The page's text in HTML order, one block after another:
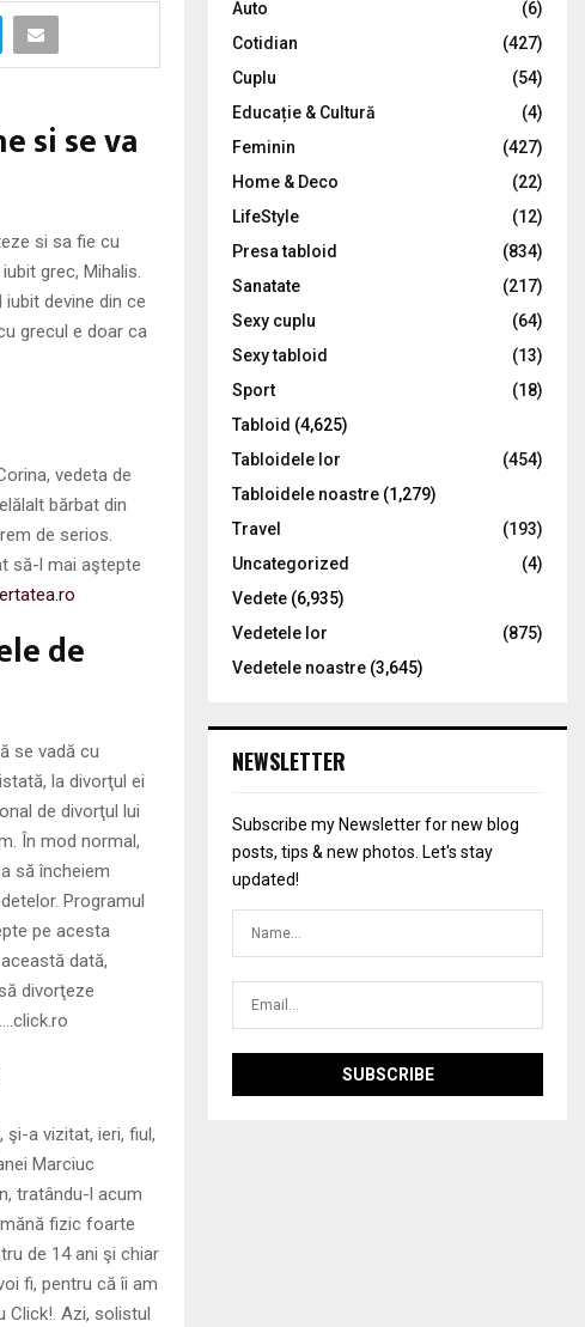
si se va
si sa fie cu
grec, Mihalis.
devine din ce
grecul e doar ca
vedeta de
bărbat din
de serios.
să-l mai aştepte
de
se vadă cu
la divorţul ei
de divorţul lui
În mod normal,
să încheiem
Programul
pe acesta
dată,
divorţeze
a vizitat, ieri, fiul,
Marciuc
tratându-l acum
fizic foarte
de 14 ani şi chiar
fi, pentru că îi am
Click!. Azi, solistul
:
C
Auto
(6)
Cotidian
(427)
Cuplu
(54)
Educație & Cultură
(4)
Feminin
(427)
Home & Deco
(22)
LifeStyle
(12)
Presa tabloid
(834)
Sanatate
(217)
Sexy cuplu
(64)
Sexy tabloid
(13)
Sport
(18)
Tabloid (4,625)
Tabloidele lor
(454)
Tabloidele noastre (1,279)
Travel
(193)
Uncategorized
(4)
Vedete (6,935)
Vedetele lor
(875)
Vedetele noastre (3,645)
NEWSLETTER
Subscribe my Newsletter for new blog
posts, tips & new photos. Let's stay
updated!